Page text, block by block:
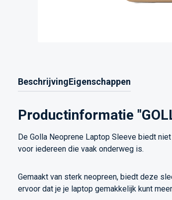
BeschrijvingEigenschappen
Productinformatie
De Golla Neoprene Laptop Sleeve biedt
voor iedereen die vaak onderweg is.
Gemaakt van sterk neopreen, biedt deze
ervoor dat je je laptop gemakkelijk kunt